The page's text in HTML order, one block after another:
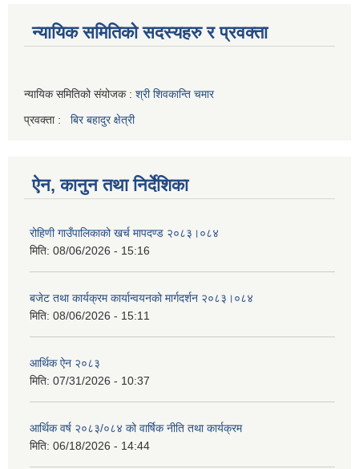
न्यायिक समितिको सदस्यहरु र प्रवक्ता
न्यायिक समितिको संयोजक : श्री शिवकान्ति चमार
प्रवक्ता : बिर बहादुर क्षेत्री
ऐन, कानुन तथा निर्देशिका
रोहिणी गाउँपालिकाको खर्च मापदण्ड २०८३।०८४
मिति: 08/06/2026 - 15:16
बजेट तथा कार्यक्रम कार्यान्वयनको मार्गदर्शन २०८३।०८४
मिति: 08/06/2026 - 15:11
आर्थिक ऐन २०८३
मिति: 07/31/2026 - 10:37
आर्थिक वर्ष २०८३/०८४ को वार्षिक नीति तथा कार्यक्रम
मिति: 06/18/2026 - 14:44